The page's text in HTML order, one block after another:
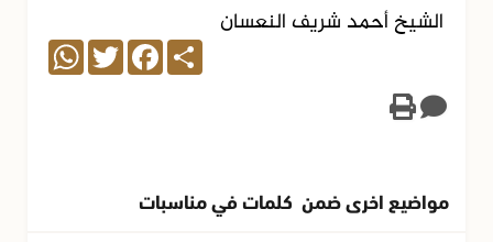
الشيخ أحمد شريف النعسان
Share
Facebook
Twitter
WhatsApp
مواضيع اخرى ضمن كلمات في مناسبات